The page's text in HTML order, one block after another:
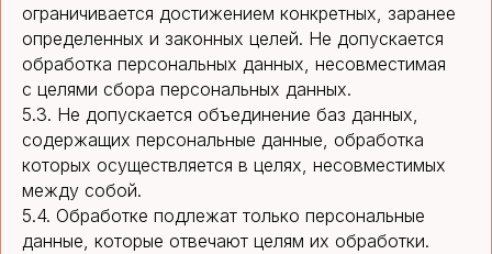
ограничивается достижением конкретных, заранее
определенных и законных целей. Не допускается
обработка персональных данных, несовместимая
с целями сбора персональных данных.
5.3. Не допускается объединение баз данных,
содержащих персональные данные, обработка
которых осуществляется в целях, несовместимых
между собой.
5.4. Обработке подлежат только персональные
данные, которые отвечают целям их обработки.